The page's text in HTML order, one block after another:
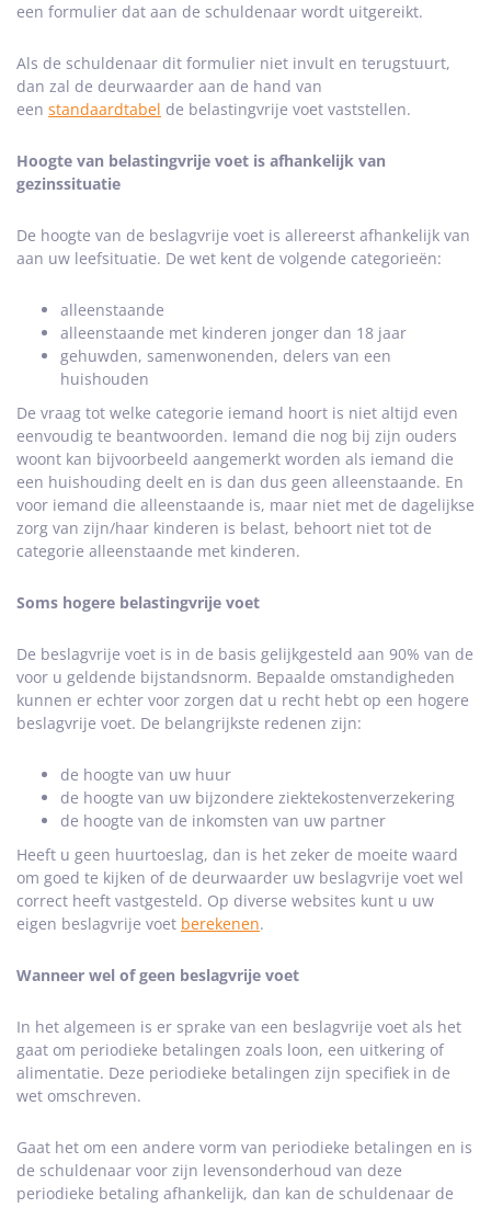
een formulier dat aan de schuldenaar wordt uitgereikt.
Als de schuldenaar dit formulier niet invult en terugstuurt,
dan zal de deurwaarder aan de hand van
een standaardtabel de belastingvrije voet vaststellen.
Hoogte van belastingvrije voet is afhankelijk van
gezinssituatie
De hoogte van de beslagvrije voet is allereerst afhankelijk van
aan uw leefsituatie. De wet kent de volgende categorieën:
alleenstaande
alleenstaande met kinderen jonger dan 18 jaar
gehuwden, samenwonenden, delers van een
huishouden
De vraag tot welke categorie iemand hoort is niet altijd even
eenvoudig te beantwoorden. Iemand die nog bij zijn ouders
woont kan bijvoorbeeld aangemerkt worden als iemand die
een huishouding deelt en is dan dus geen alleenstaande. En
voor iemand die alleenstaande is, maar niet met de dagelijkse
zorg van zijn/haar kinderen is belast, behoort niet tot de
categorie alleenstaande met kinderen.
Soms hogere belastingvrije voet
De beslagvrije voet is in de basis gelijkgesteld aan 90% van de
voor u geldende bijstandsnorm. Bepaalde omstandigheden
kunnen er echter voor zorgen dat u recht hebt op een hogere
beslagvrije voet. De belangrijkste redenen zijn:
de hoogte van uw huur
de hoogte van uw bijzondere ziektekostenverzekering
de hoogte van de inkomsten van uw partner
Heeft u geen huurtoeslag, dan is het zeker de moeite waard
om goed te kijken of de deurwaarder uw beslagvrije voet wel
correct heeft vastgesteld. Op diverse websites kunt u uw
eigen beslagvrije voet berekenen.
Wanneer wel of geen beslagvrije voet
In het algemeen is er sprake van een beslagvrije voet als het
gaat om periodieke betalingen zoals loon, een uitkering of
alimentatie. Deze periodieke betalingen zijn specifiek in de
wet omschreven.
Gaat het om een andere vorm van periodieke betalingen en is
de schuldenaar voor zijn levensonderhoud van deze
periodieke betaling afhankelijk, dan kan de schuldenaar de